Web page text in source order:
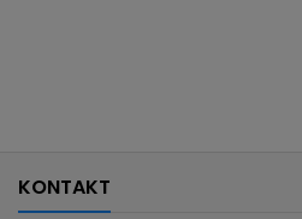
KONTAKT